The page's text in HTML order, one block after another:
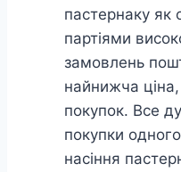
пастернаку як
партіями
замовлень
найнижча ціна,
покупок. Все
покупки
насіння